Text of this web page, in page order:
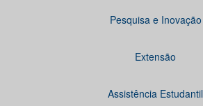
Pesquisa e Inovação
Extensão
Assistência Estudantil